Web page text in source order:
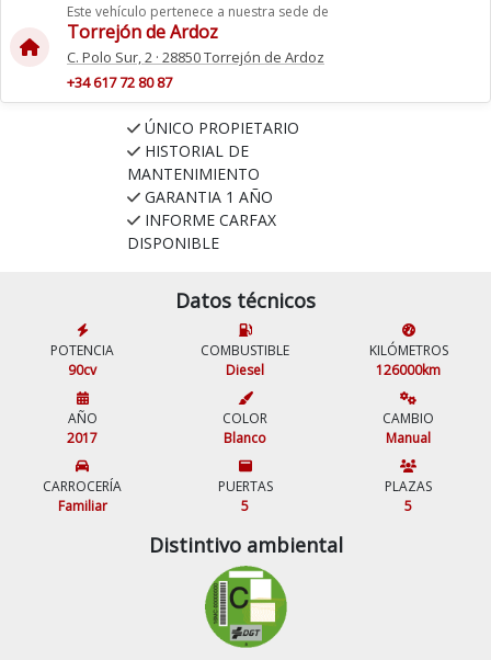
Este vehículo pertenece a nuestra sede de
Torrejón de Ardoz
C. Polo Sur, 2 · 28850 Torrejón de Ardoz
+34 617 72 80 87
ÚNICO PROPIETARIO
HISTORIAL DE
MANTENIMIENTO
GARANTIA 1 AÑO
INFORME CARFAX
DISPONIBLE
Datos técnicos
POTENCIA
90cv
COMBUSTIBLE
Diesel
KILÓMETROS
126000km
AÑO
2017
COLOR
Blanco
CAMBIO
Manual
CARROCERÍA
Familiar
PUERTAS
5
PLAZAS
5
Distintivo ambiental